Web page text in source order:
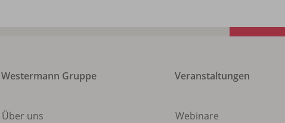
Westermann Gruppe
Über uns
Veranstaltungen
Webinare